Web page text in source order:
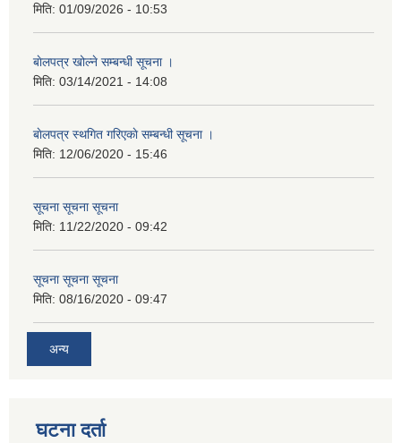
मिति: 01/09/2026 - 10:53
बाेलपत्र खोल्ने सम्बन्धी सूचना ।
मिति: 03/14/2021 - 14:08
बाेलपत्र स्थगित गरिएकाे सम्बन्धी सूचना ।
मिति: 12/06/2020 - 15:46
सूचना सूचना सूचना
मिति: 11/22/2020 - 09:42
सूचना सूचना सूचना
मिति: 08/16/2020 - 09:47
अन्य
घटना दर्ता